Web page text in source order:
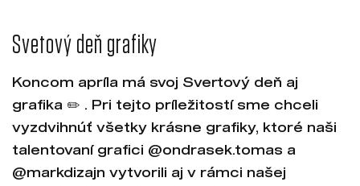
Svetový deň grafiky
Koncom apríla má svoj Svertový deň aj
grafika ✏️ . Pri tejto príležitostí sme chceli
vyzdvihnúť všetky krásne grafiky, ktoré naši
talentovaní grafici @ondrasek.tomas a
@markdizajn vytvorili aj v rámci našej